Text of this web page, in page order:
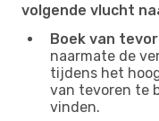
volgende vlucht
Boek van
naarmate de
tijdens het
van tevoren te
vinden.